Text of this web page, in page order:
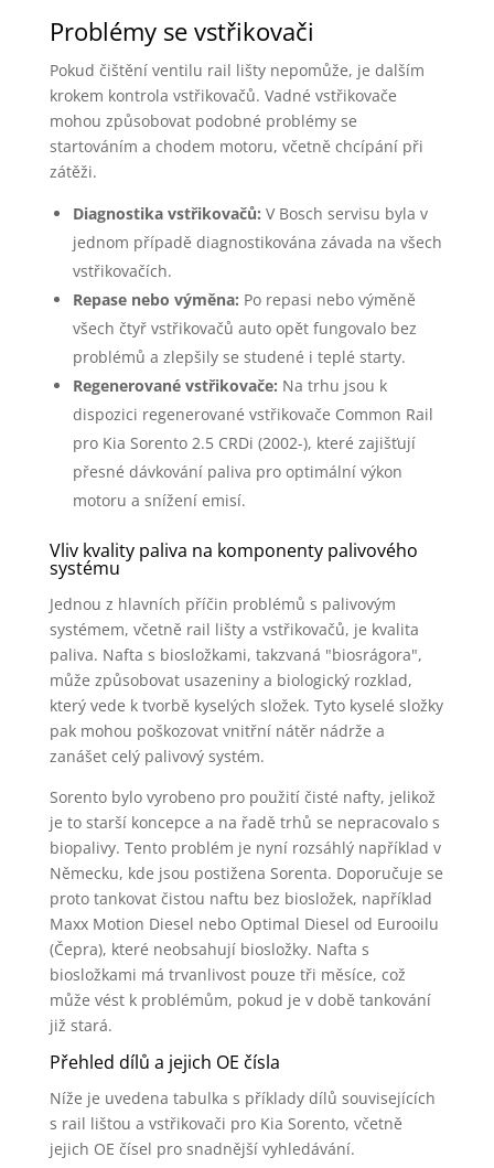
Problémy se vstřikovači
Pokud čištění ventilu rail lišty nepomůže, je dalším
krokem kontrola vstřikovačů. Vadné vstřikovače
mohou způsobovat podobné problémy se
startováním a chodem motoru, včetně chcípání při
zátěži.
Diagnostika vstřikovačů: V Bosch servisu byla v
jednom případě diagnostikována závada na všech
vstřikovačích.
Repase nebo výměna: Po repasi nebo výměně
všech čtyř vstřikovačů auto opět fungovalo bez
problémů a zlepšily se studené i teplé starty.
Regenerované vstřikovače: Na trhu jsou k
dispozici regenerované vstřikovače Common Rail
pro Kia Sorento 2.5 CRDi (2002-), které zajišťují
přesné dávkování paliva pro optimální výkon
motoru a snížení emisí.
Vliv kvality paliva na komponenty palivového
systému
Jednou z hlavních příčin problémů s palivovým
systémem, včetně rail lišty a vstřikovačů, je kvalita
paliva. Nafta s biosložkami, takzvaná "biosrágora",
může způsobovat usazeniny a biologický rozklad,
který vede k tvorbě kyselých složek. Tyto kyselé složky
pak mohou poškozovat vnitřní nátěr nádrže a
zanášet celý palivový systém.
Sorento bylo vyrobeno pro použití čisté nafty, jelikož
je to starší koncepce a na řadě trhů se nepracovalo s
biopalivy. Tento problém je nyní rozsáhlý například v
Německu, kde jsou postižena Sorenta. Doporučuje se
proto tankovat čistou naftu bez biosložek, například
Maxx Motion Diesel nebo Optimal Diesel od Eurooilu
(Čepra), které neobsahují biosložky. Nafta s
biosložkami má trvanlivost pouze tři měsíce, což
může vést k problémům, pokud je v době tankování
již stará.
Přehled dílů a jejich OE čísla
Níže je uvedena tabulka s příklady dílů souvisejících
s rail lištou a vstřikovači pro Kia Sorento, včetně
jejich OE čísel pro snadnější vyhledávání.